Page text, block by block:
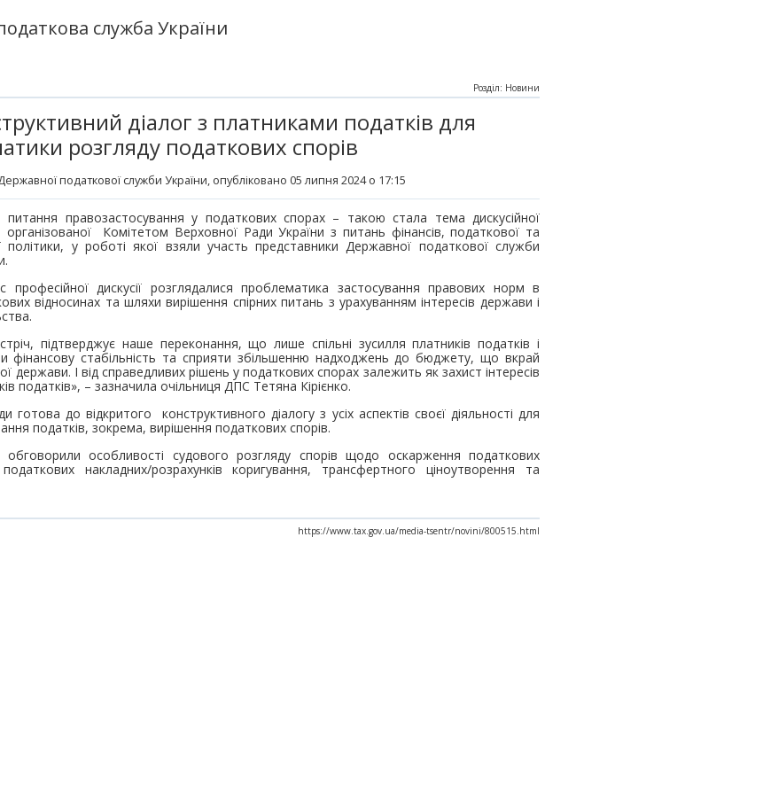
служба України
діалог з платниками податків для
розгляду податкових спорів
податкової служби України, опубліковано 05 липня 2024 о 17:15
Розділ: Новини
питання правозастосування у податкових спорах – такою стала тема дискусійної
організованої Комітетом Верховної Ради України з питань фінансів, податкової та
політики, у роботі якої взяли участь представники Державної податкової служби
професійної дискусії розглядалися проблематика застосування правових норм в
відносинах та шляхи вирішення спірних питань з урахуванням інтересів держави і
підтверджує наше переконання, що лише спільні зусилля платників податків і
фінансову стабільність та сприяти збільшенню надходжень до бюджету, що вкрай
держави. І від справедливих рішень у податкових спорах залежить як захист інтересів
податків», – зазначила очільниця ДПС Тетяна Кірієнко.
до відкритого конструктивного діалогу з усіх аспектів своєї діяльності для
податків, зокрема, вирішення податкових спорів.
особливості судового розгляду спорів щодо оскарження податкових
податкових накладних/розрахунків коригування, трансфертного ціноутворення та
https://www.tax.gov.ua/media-tsentr/novini/800515.html